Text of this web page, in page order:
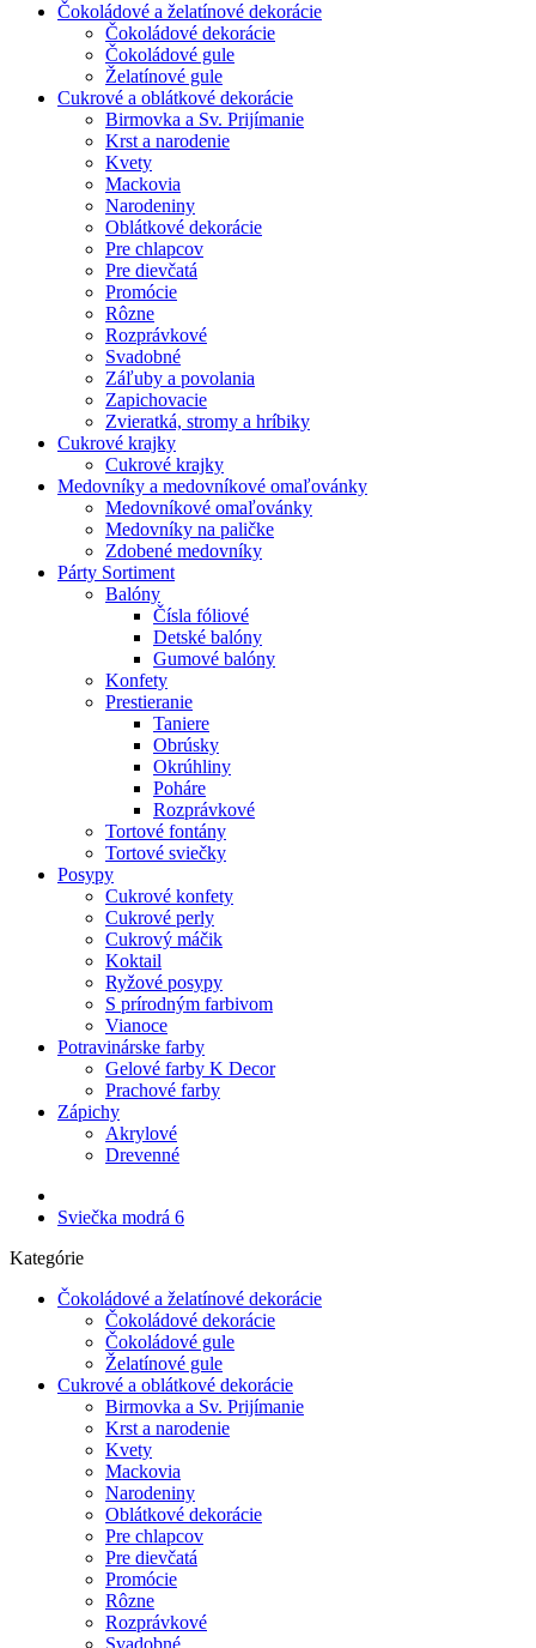
Čokoládové a želatínové dekorácie
Čokoládové dekorácie
Čokoládové gule
Želatínové gule
Cukrové a oblátkové dekorácie
Birmovka a Sv. Prijímanie
Krst a narodenie
Kvety
Mackovia
Narodeniny
Oblátkové dekorácie
Pre chlapcov
Pre dievčatá
Promócie
Rôzne
Rozprávkové
Svadobné
Záľuby a povolania
Zapichovacie
Zvieratká, stromy a hríbiky
Cukrové krajky
Cukrové krajky
Medovníky a medovníkové omaľovánky
Medovníkové omaľovánky
Medovníky na paličke
Zdobené medovníky
Párty Sortiment
Balóny
Čísla fóliové
Detské balóny
Gumové balóny
Konfety
Prestieranie
Taniere
Obrúsky
Okrúhliny
Poháre
Rozprávkové
Tortové fontány
Tortové sviečky
Posypy
Cukrové konfety
Cukrové perly
Cukrový máčik
Koktail
Ryžové posypy
S prírodným farbivom
Vianoce
Potravinárske farby
Gelové farby K Decor
Prachové farby
Zápichy
Akrylové
Drevenné
Sviečka modrá 6
Kategórie
Čokoládové a želatínové dekorácie
Čokoládové dekorácie
Čokoládové gule
Želatínové gule
Cukrové a oblátkové dekorácie
Birmovka a Sv. Prijímanie
Krst a narodenie
Kvety
Mackovia
Narodeniny
Oblátkové dekorácie
Pre chlapcov
Pre dievčatá
Promócie
Rôzne
Rozprávkové
Svadobné